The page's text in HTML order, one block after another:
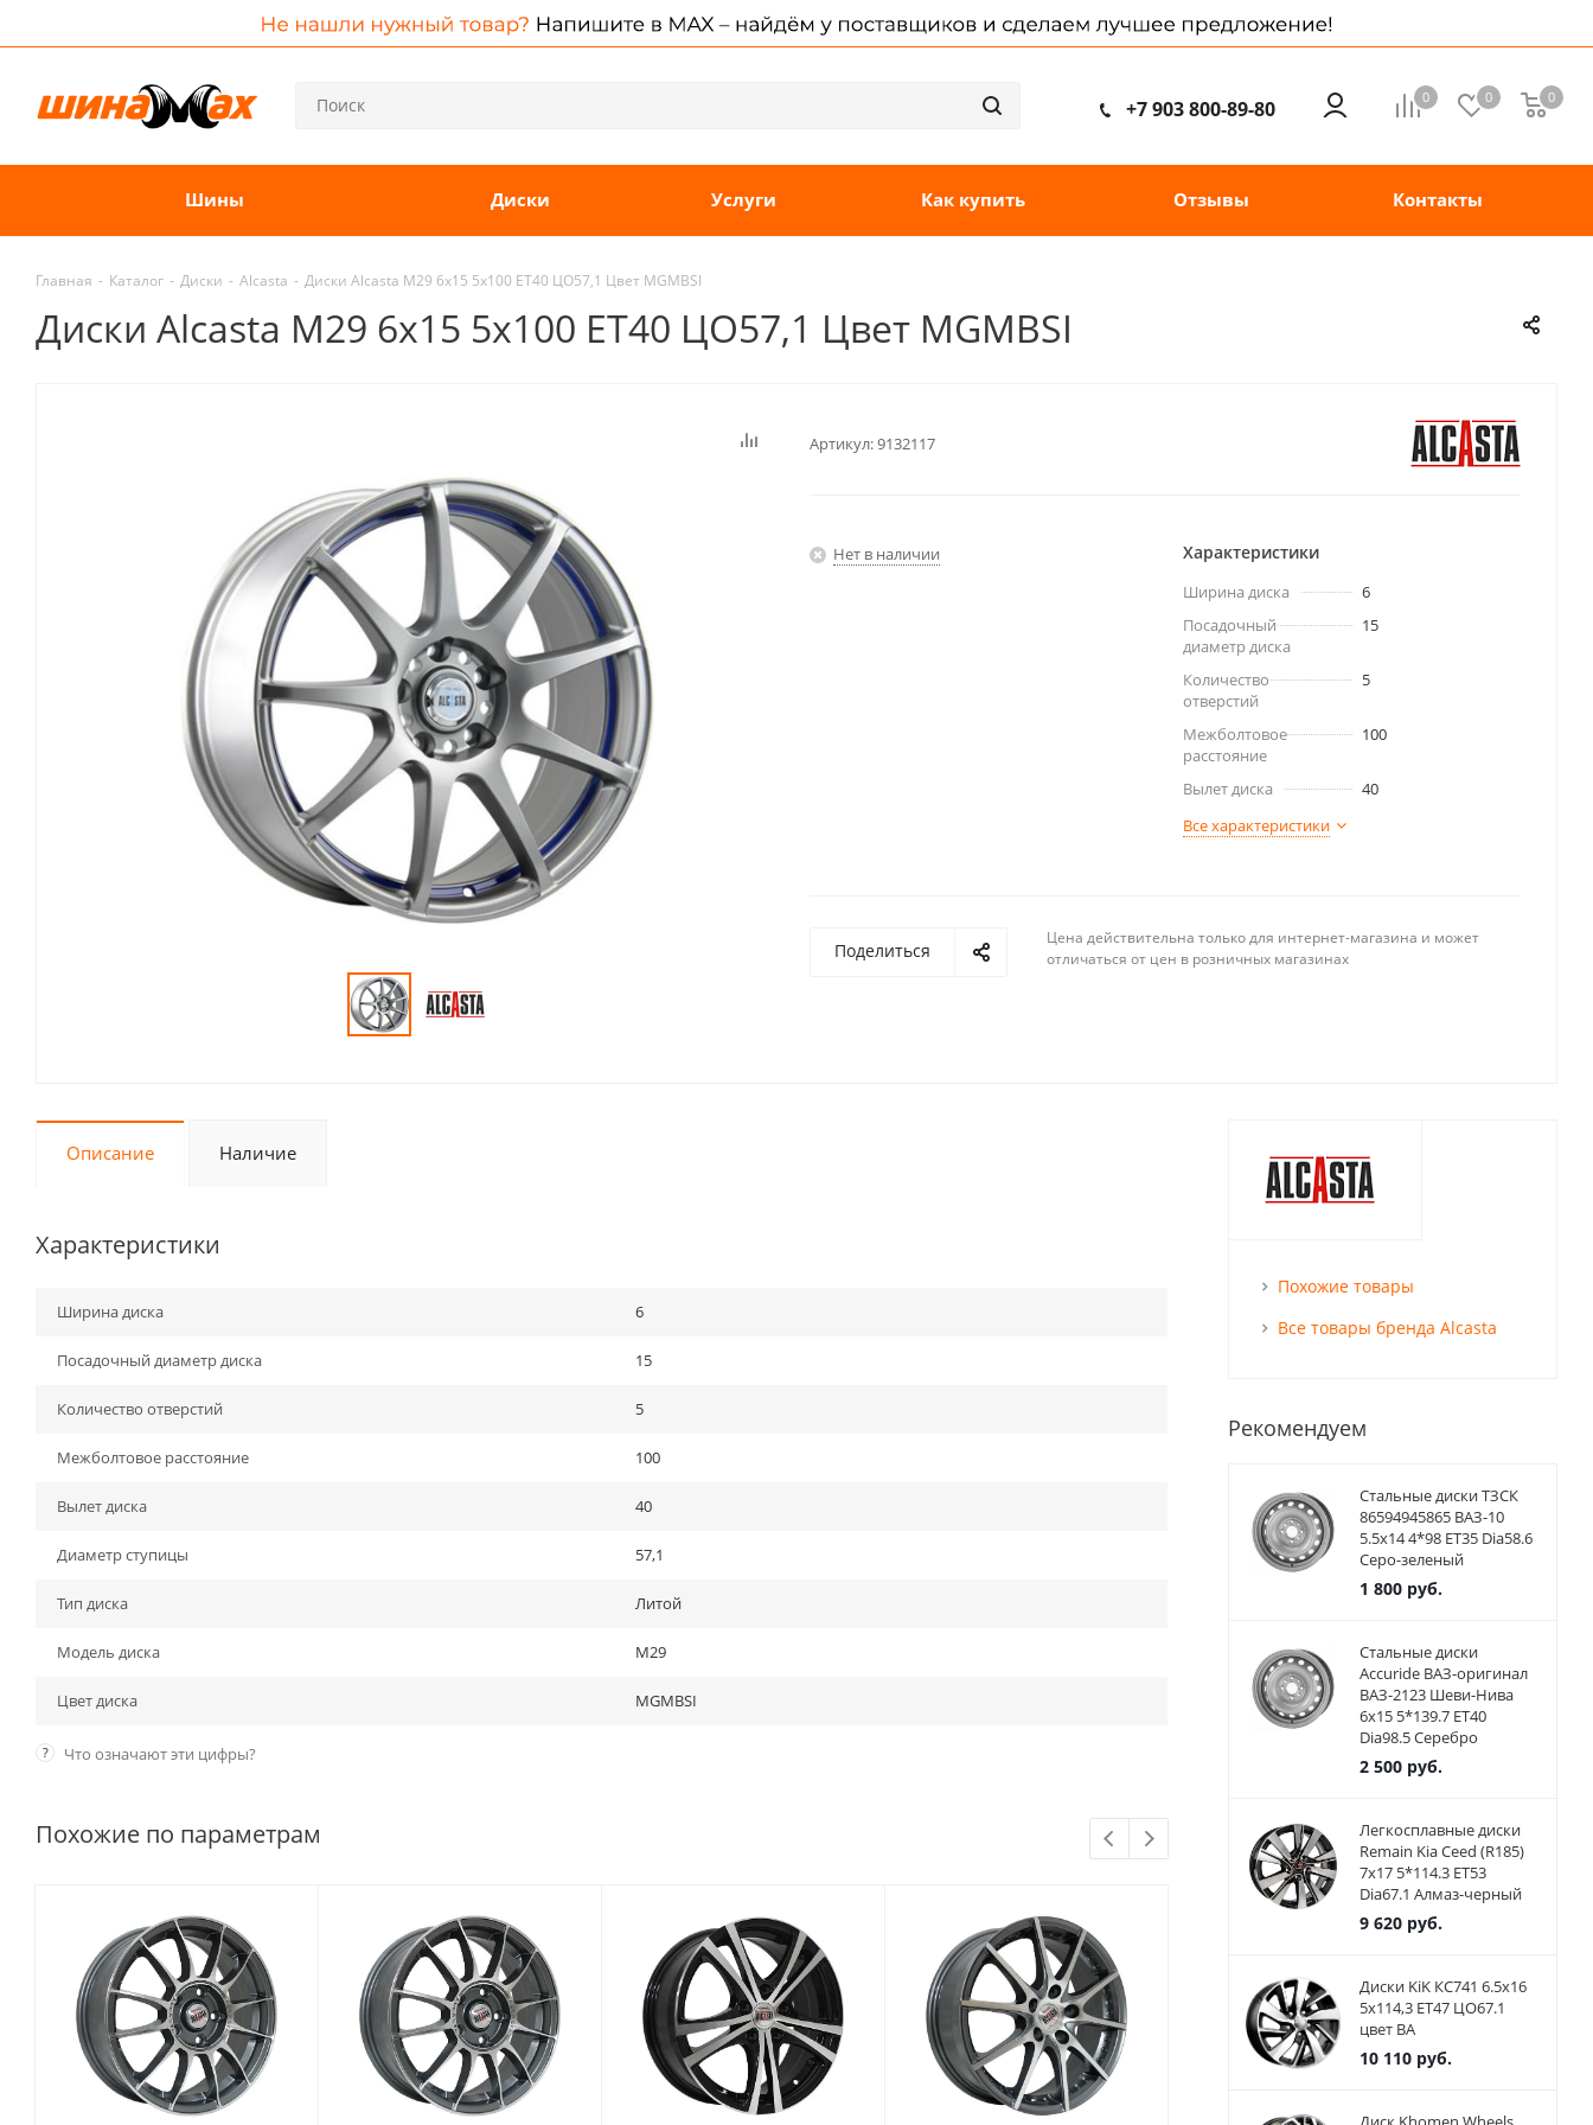
0 0 0
+7 903 800-89-80
Шины Диски Услуги Как купить Отзывы Контакты
Главная - Каталог - Диски - Alcasta - Диски Alcasta M29 6x15 5x100 ET40 ЦО57,1 Цвет MGMBSI
Диски Alcasta M29 6x15 5x100 ET40 ЦО57,1 Цвет MGMBSI
Артикул:9132117
Нет в наличии Характеристики
Ширина диска
6
Посадочный
диаметр диска
15
Количество
отверстий
5
Межболтовое
расстояние
100
Вылет диска
40
Все характеристики
Поделиться
Цена действительна только для интернет-магазина и может
отличаться от цен в розничных магазинах
Описание Наличие
Характеристики
Ширина диска 6
Посадочный диаметр диска 15
Количество отверстий 5
Межболтовое расстояние 100
Вылет диска 40
Диаметр ступицы 57,1
Тип диска Литой
Модель диска M29
Цвет диска MGMBSI
? Что означают эти цифры?
Похожие по параметрам
Похожие товары
Все товары бренда Alcasta
Рекомендуем
Стальные диски ТЗСК
86594945865 ВАЗ-10
5.5x14 4*98 ET35 Dia58.6
Серо-зеленый
1 800руб.
Стальные диски
Accuride ВАЗ-оригинал
ВАЗ-2123 Шеви-Нива
6x15 5*139.7 ET40
Dia98.5 Серебро
2 500руб.
Легкосплавные диски
Remain Kia Ceed (R185)
7x17 5*114.3 ET53
Dia67.1 Алмаз-черный
9 620руб.
Диски KiK КС741 6.5x16
5x114,3 ET47 ЦО67.1
цвет BA
10 110руб.